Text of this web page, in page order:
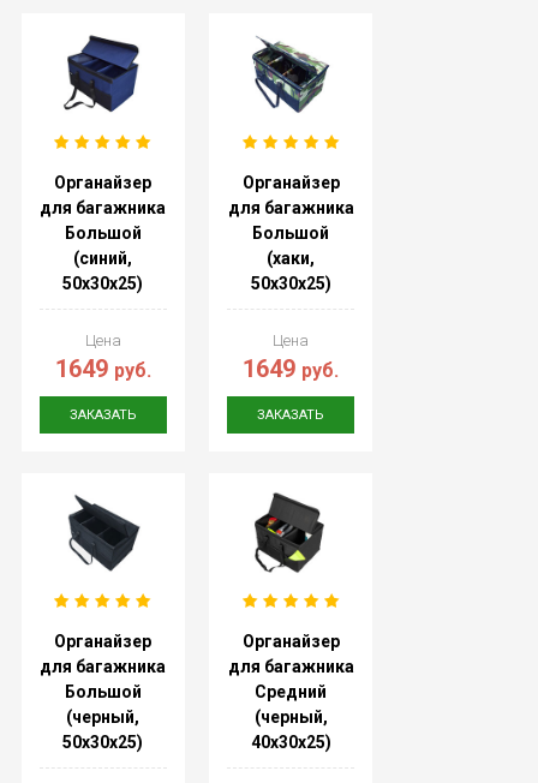
Органайзер
для багажника
Большой
(синий,
50х30х25)
Цена
1649 руб.
ЗАКАЗАТЬ
Органайзер
для багажника
Большой
(хаки,
50х30х25)
Цена
1649 руб.
ЗАКАЗАТЬ
Органайзер
для багажника
Большой
(черный,
50х30х25)
Органайзер
для багажника
Средний
(черный,
40х30х25)